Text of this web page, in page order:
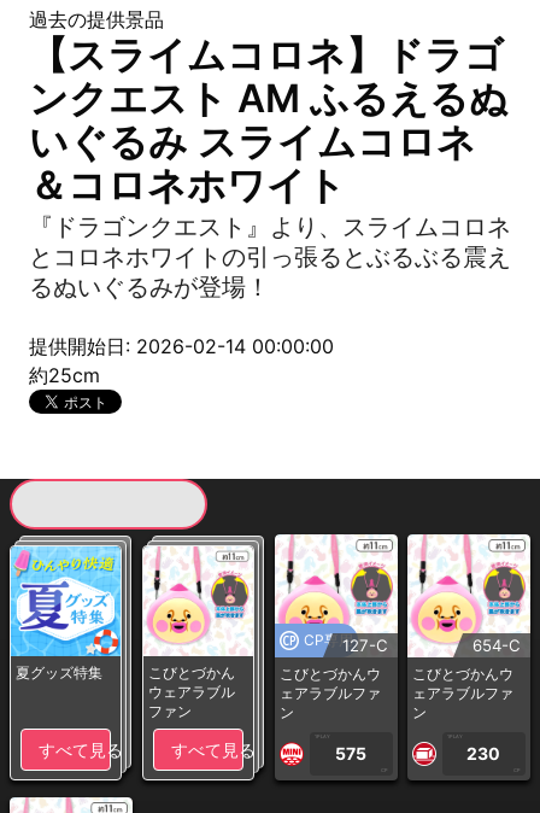
過去の提供景品
【スライムコロネ】ドラゴ
ンクエスト AM ふるえるぬ
いぐるみ スライムコロネ
＆コロネホワイト
『ドラゴンクエスト』より、スライムコロネ
とコロネホワイトの引っ張るとぶるぶる震え
るぬいぐるみが登場！
提供開始日: 2026-02-14 00:00:00
約25cm
夏グッズ特集
すべて見る
こびとづかん
ウェアラブル
ファン
すべて見る
CP専用127-C
こびとづかんウ
ェアラブルファ
ン
1PLAY
575
CP
654-C
こびとづかんウ
ェアラブルファ
ン
1PLAY
230
CP